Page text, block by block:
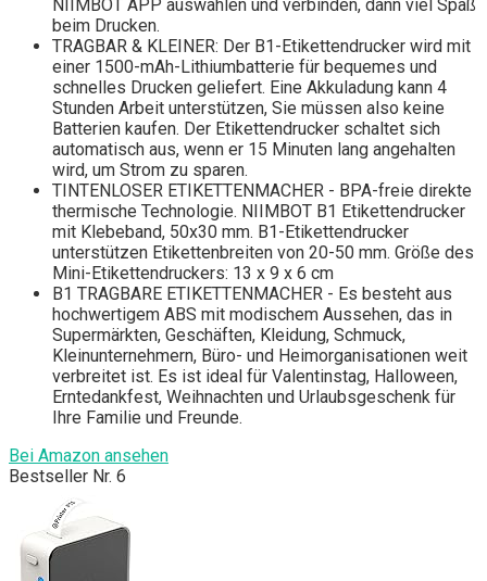
NIIMBOT APP auswählen und verbinden, dann viel Spaß
beim Drucken.
TRAGBAR & KLEINER: Der B1-Etikettendrucker wird mit
einer 1500-mAh-Lithiumbatterie für bequemes und
schnelles Drucken geliefert. Eine Akkuladung kann 4
Stunden Arbeit unterstützen, Sie müssen also keine
Batterien kaufen. Der Etikettendrucker schaltet sich
automatisch aus, wenn er 15 Minuten lang angehalten
wird, um Strom zu sparen.
TINTENLOSER ETIKETTENMACHER - BPA-freie direkte
thermische Technologie. NIIMBOT B1 Etikettendrucker
mit Klebeband, 50x30 mm. B1-Etikettendrucker
unterstützen Etikettenbreiten von 20-50 mm. Größe des
Mini-Etikettendruckers: 13 x 9 x 6 cm
B1 TRAGBARE ETIKETTENMACHER - Es besteht aus
hochwertigem ABS mit modischem Aussehen, das in
Supermärkten, Geschäften, Kleidung, Schmuck,
Kleinunternehmern, Büro- und Heimorganisationen weit
verbreitet ist. Es ist ideal für Valentinstag, Halloween,
Erntedankfest, Weihnachten und Urlaubsgeschenk für
Ihre Familie und Freunde.
Bei Amazon ansehen
Bestseller Nr. 6